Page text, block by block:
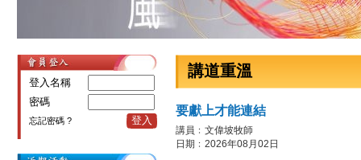
登入名稱
密碼
忘記密碼 ? 登入
講道重溫
要獻上才能連結
講員﹕文偉坡牧師
日期﹕2026年08月02日